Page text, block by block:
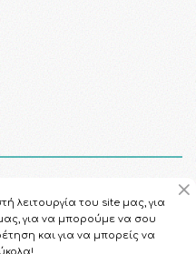
λειτουργία του site μας, για
για να μπορούμε να σου
και για να μπορείς να